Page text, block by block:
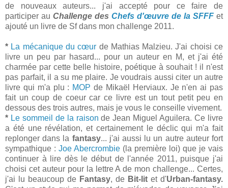
de nouveaux auteurs... j'ai accepté pour ce faire de
participer au Challenge des Chefs d'œuvre de la SFFF et
ajouté un livre de Sf dans mon challenge 2011.
* La mécanique du cœur de Mathias Malzieu. J'ai choisi ce
livre un peu par hasard... pour un auteur en M, et j'ai été
charmée par cette belle histoire, poétique à souhait ! il n'est
pas parfait, il a su me plaire. Je voudrais aussi citer un autre
livre qui m'a plu : MOP de Mikaël Herviaux. Je n'en ai pas
fait un coup de coeur car ce livre est un tout petit peu en
dessous des trois autres, mais je vous le conseille vivement.
* Le sommeil de la raisonde Jean Miguel Aguilera. Ce livre
a été une révélation, et certainement le déclic qui m'a fait
replonger dans la fantasy... j'ai aussi lu un autre auteur fort
sympathique : Joe Abercrombie (la première loi) que je vais
continuer à lire dès le début de l'année 2011, puisque j'ai
choisi cet auteur pour la lettre A de mon challenge... Certes,
j'ai lu beaucoup de Fantasy, de Bit-lit et d'Urban-fantasy.